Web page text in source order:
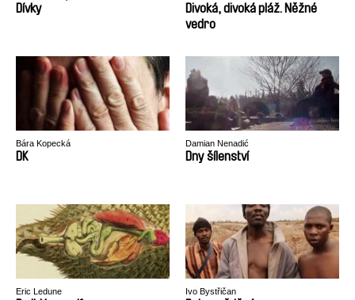
Dívky Alexander Rastorguev
Divoká, divoká pláž. Něžné
vedro
Bára Kopecká
DK
Damian Nenadić
Dny šílenství
Eric Ledune Ivo Bystřičan